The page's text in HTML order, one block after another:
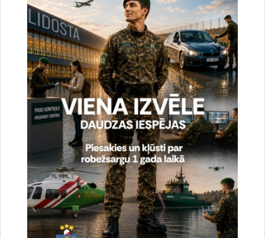
un sabiedrisko attiecību nodaļas vecākā speciāliste
67075617, mob.20364206
e-pasts:jolanta.babisko@rs.gov.lv
Saistītas tēmas
Aktualitātes: Statistika
Drukāt lapu
Dalīties